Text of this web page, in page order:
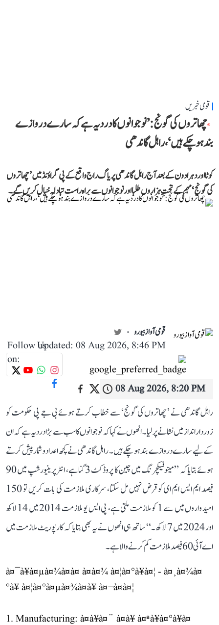
قومی خبریں
چھاتروں کی گونج: ’نوجوانوں کا درد یہ ہے کہ سارے دروازے
بند ہو چکے ہیں‘، راہل گاندھی
کوٹا اور دہرادون کے بعد آج راہل گاندھی پریاگ راج واقع کے پی گراؤنڈ میں ’چھاتروں
کی گونج‘ مہم کے تحت ہزاروں طلبا اور نوجوانوں سے براہ راست تبادلہ خیال کریں گے۔
قومی آواز بیورو
Updated: 08 Aug 2026, 8:46 PM
Follow us
on:
08 Aug 2026, 8:20 PM
راہل گاندھی نے ’چھاتروں کی گونج‘ سے خطاب کرتے ہوئے بی جے پی حکومت کو
زوردار انداز میں نشانے پر لیا۔ انھوں نے کہا کہ نوجوانوں کا سب سے بڑا درد یہ ہے کہ ان
کے لیے سارے دروازے بند ہو چکے ہیں۔ راہل گاندھی نے کچھ اعداد و شمار پیش کرتے
ہوئے بتایا کہ ’’مینوفیکچرنگ میں چین کا پروڈکٹ 3 گنا ہے، انٹرپرینیورشپ میں 90
فیصد ایم ایس ایم ای کو قرض نہیں مل سکتا، سرکاری ملازمت کی بات کریں تو 150
امیدواروں میں سے 1 کو ملازمت ملتی ہے، پی ایس یو ملازمت 2014 میں 14 لاکھ
اور 2024 میں 7 لاکھ۔‘‘ ساتھ ہی انھوں نے یہ بھی بتایا کہ کارپوریٹ ملازمت میں
اے آئی 60 فیصد ملازمت کم کرنے والا ہے۔
à¤¯à¥à¤µà¤¾à¤à¤ à¤à¤¾ à¤¦à¤°à¥à¤¦ - à¤¸à¤¾à¤
°à¥ à¤¦à¤°à¤µà¤¾à¤à¥ à¤¬à¤à¤¦
1. Manufacturing: à¤à¥à¤¨ à¤à¥ à¤ªà¥à¤°à¥à¤